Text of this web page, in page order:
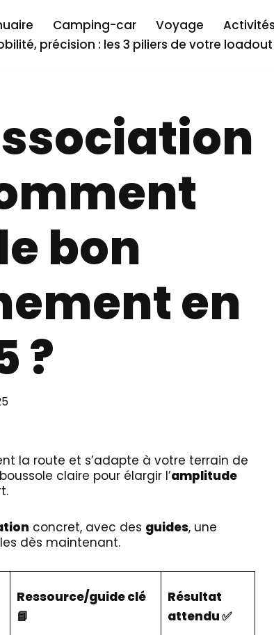
Camping-car Voyage Activités
précision : les 3 piliers de votre
bon
en
?
la route et s’adapte à votre terrain de
claire pour élargir l’amplitude
concret, avec des guides, une
dès maintenant.
Ressource/guide clé
📘
Résultat
attendu ✅